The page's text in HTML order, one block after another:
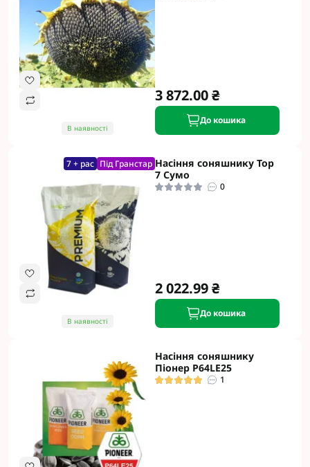
В наявності
3 872.00 ₴
До кошика
7 + рас Під Гранстар
В наявності
Насіння соняшнику Тор
7 Сумо
0
2 022.99 ₴
До кошика
Насіння соняшнику
Піонер P64LE25
1